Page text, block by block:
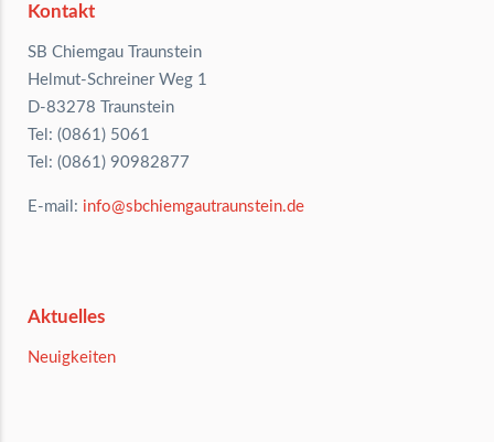
Kontakt
SB Chiemgau Traunstein
Helmut-Schreiner Weg 1
D-83278 Traunstein
Tel: (0861) 5061
Tel: (0861) 90982877
E-mail: info@sbchiemgautraunstein.de
Aktuelles
Neuigkeiten